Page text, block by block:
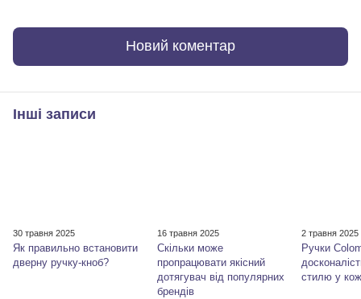
Новий коментар
Інші записи
30 травня 2025
Як правильно встановити
дверну ручку-кноб?
16 травня 2025
Скільки може
пропрацювати якісний
дотягувач від популярних
брендів
2 травня 2025
Ручки
стилю у